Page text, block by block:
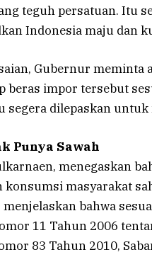
teguh persatuan. Itu
Indonesia maju dan
Gubernur meminta
impor tersebut
segera dilepaskan untuk
Punya Sawah
menegaskan
masyarakat
bahwa
11 Tahun 2006
83 Tahun 2010,